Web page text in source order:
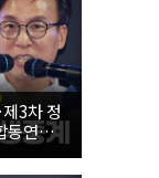
3차 정
동연설